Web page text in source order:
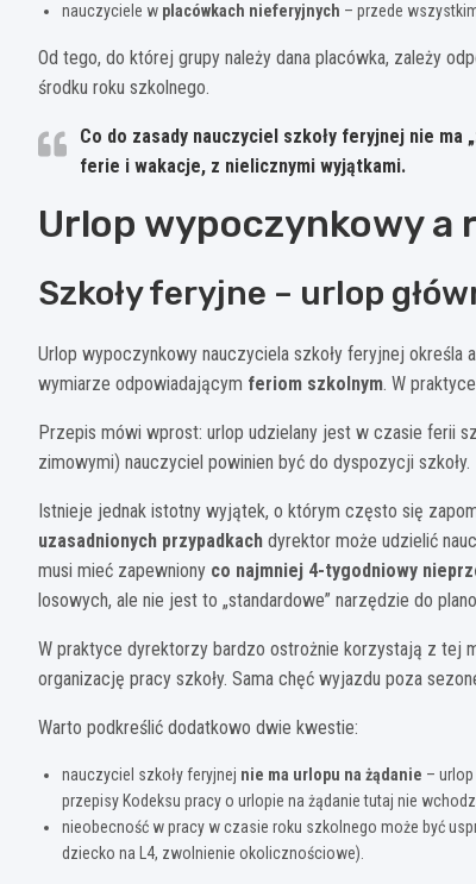
nauczyciele w placówkach nieferyjnych – przede
Od tego, do której grupy należy dana placówka, zależy
środku roku szkolnego.
Co do zasady nauczyciel szkoły feryjnej nie ma
ferie i wakacje, z nielicznymi wyjątkami.
Urlop wypoczynkowy a
Szkoły feryjne – urlop
Urlop wypoczynkowy nauczyciela szkoły feryjnej określa
wymiarze odpowiadającym feriom szkolnym. W
Przepis mówi wprost: urlop udzielany jest w czasie ferii
zimowymi) nauczyciel powinien być do dyspozycji szkoły.
Istnieje jednak istotny wyjątek, o którym często się
uzasadnionych przypadkach dyrektor może udzielić
musi mieć zapewniony co najmniej 4-tygodniowy
losowych, ale nie jest to „standardowe” narzędzie do
W praktyce dyrektorzy bardzo ostrożnie korzystają z tej
organizację pracy szkoły. Sama chęć wyjazdu poza
Warto podkreślić dodatkowo dwie kwestie:
nauczyciel szkoły feryjnej nie ma urlopu na żądanie –
przepisy Kodeksu pracy o urlopie na żądanie tutaj nie
nieobecność w pracy w czasie roku szkolnego może być
dziecko na L4, zwolnienie okolicznościowe).